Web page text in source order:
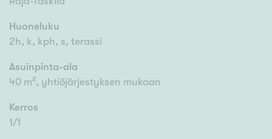
Huoneluku
2h, k, kph, s, terassi
Asuinpinta-ala
40 m², yhtiöjärjestyksen mukaan
Kerros
1/1